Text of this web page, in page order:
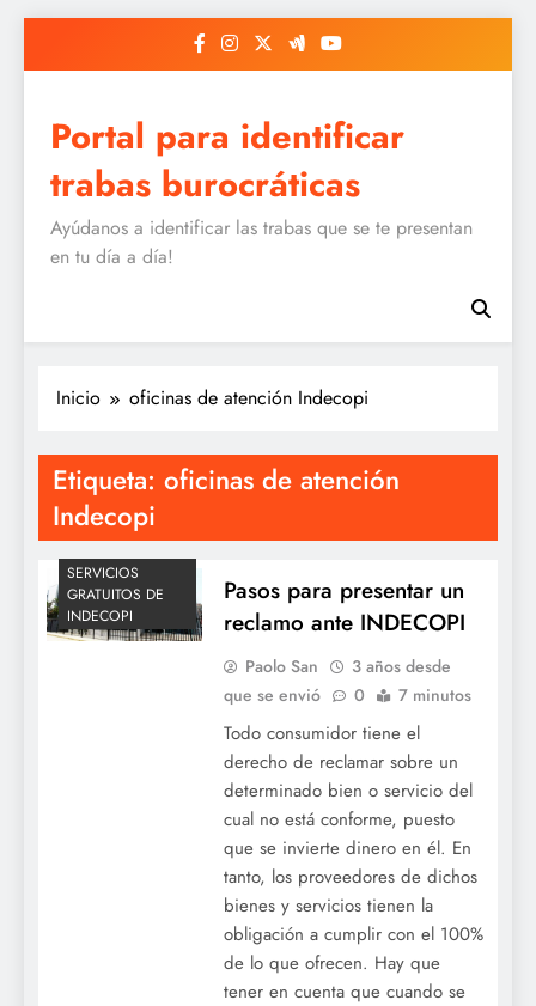
Portal para identificar
trabas burocráticas
Ayúdanos a identificar las trabas que se te presentan
en tu día a día!
Inicio oficinas de atención Indecopi
Etiqueta: oficinas de atención
Indecopi
SERVICIOS
GRATUITOS DE
INDECOPI
Pasos para presentar un
reclamo ante INDECOPI
Paolo San
3 años desde
que se envió
0 7 minutos
Todo consumidor tiene el
derecho de reclamar sobre un
determinado bien o servicio del
cual no está conforme, puesto
que se invierte dinero en él. En
tanto, los proveedores de dichos
bienes y servicios tienen la
obligación a cumplir con el 100%
de lo que ofrecen. Hay que
tener en cuenta que cuando se